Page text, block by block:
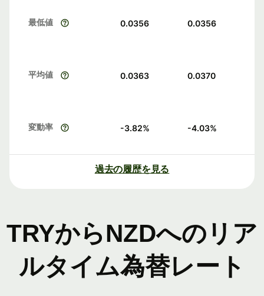
最低値 0.0356 0.0356
平均値 0.0363 0.0370
変動率 -3.82% -4.03%
過去の履歴を見る
TRYからNZDへのリア
ルタイム為替レート